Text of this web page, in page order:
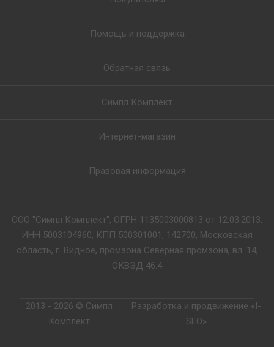
Помощь и поддержка
Обратная связь
Симпл Комплект
Интернет-магазин
Правовая информация
ООО "Симпл Комплект", ОГРН 1135003000813 от 12.03.2013,
ИНН 5003104960, КПП 500301001, 142700, Московская
область, г. Видное, промзона Северная промзона, вл. 14,
ОКВЭД 46.4
2013 - 2026 © Симпл
Комплект
Разработка и продвижение «I-
SEO»